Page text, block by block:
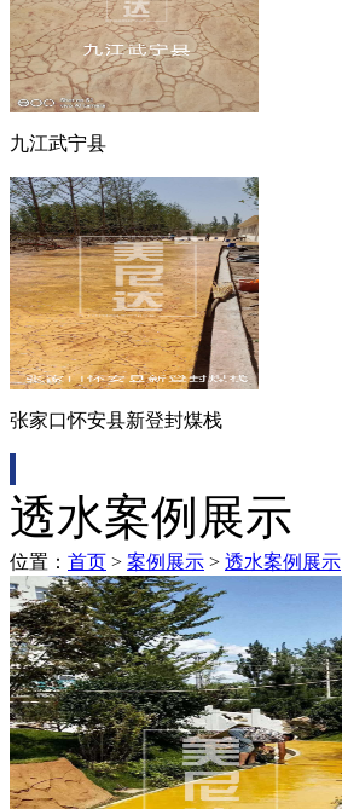
九江武宁县
张家口怀安县新登封煤栈
透水案例展示
位置： 首页 > 案例展示 > 透水案例展示